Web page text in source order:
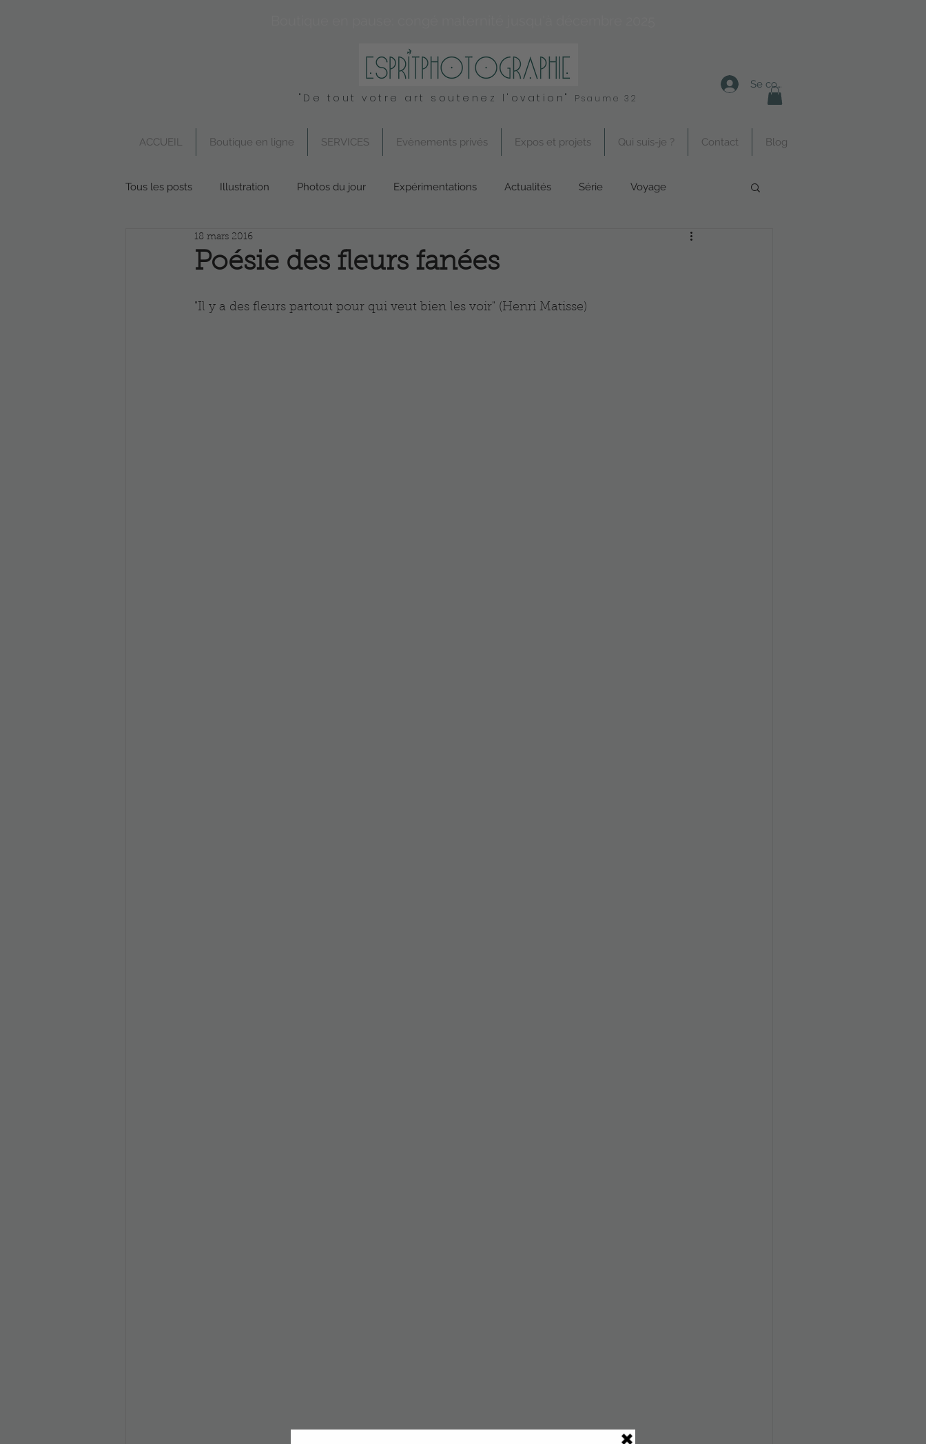
"De tout votre art soutenez l'ovation" Psaume 32
Se connecter
ACCUEIL Boutique en ligne SERVICES Evènements privés Expos et projets Qui suis-je ? Contact Blog
Tous les posts Illustration Photos du jour Expérimentations Actualités Série Voyage
Boutique en ligne
Poésie des fleurs fanées
18 mars 2016
"Il y a des fleurs partout pour qui veut bien les voir" (Henri Matisse)